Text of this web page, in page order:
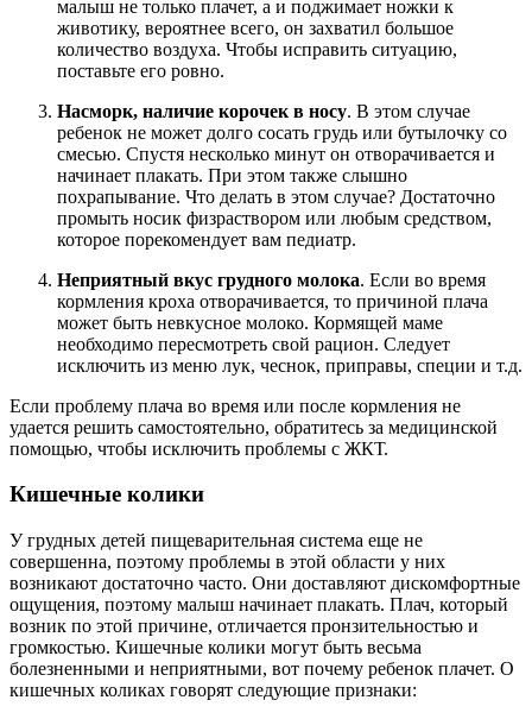
малыш не только плачет, а и поджимает ножки к
животику, вероятнее всего, он захватил большое
количество воздуха. Чтобы исправить ситуацию,
поставьте его ровно.
Насморк, наличие корочек в носу. В этом случае
ребенок не может долго сосать грудь или бутылочку со
смесью. Спустя несколько минут он отворачивается и
начинает плакать. При этом также слышно
похрапывание. Что делать в этом случае? Достаточно
промыть носик физраствором или любым средством,
которое порекомендует вам педиатр.
Неприятный вкус грудного молока. Если во время
кормления кроха отворачивается, то причиной плача
может быть невкусное молоко. Кормящей маме
необходимо пересмотреть свой рацион. Следует
исключить из меню лук, чеснок, приправы, специи и т.д.
Если проблему плача во время или после кормления не
удается решить самостоятельно, обратитесь за медицинской
помощью, чтобы исключить проблемы с ЖКТ.
Кишечные колики
У грудных детей пищеварительная система еще не
совершенна, поэтому проблемы в этой области у них
возникают достаточно часто. Они доставляют дискомфортные
ощущения, поэтому малыш начинает плакать. Плач, который
возник по этой причине, отличается пронзительностью и
громкостью. Кишечные колики могут быть весьма
болезненными и неприятными, вот почему ребенок плачет. О
кишечных коликах говорят следующие признаки: